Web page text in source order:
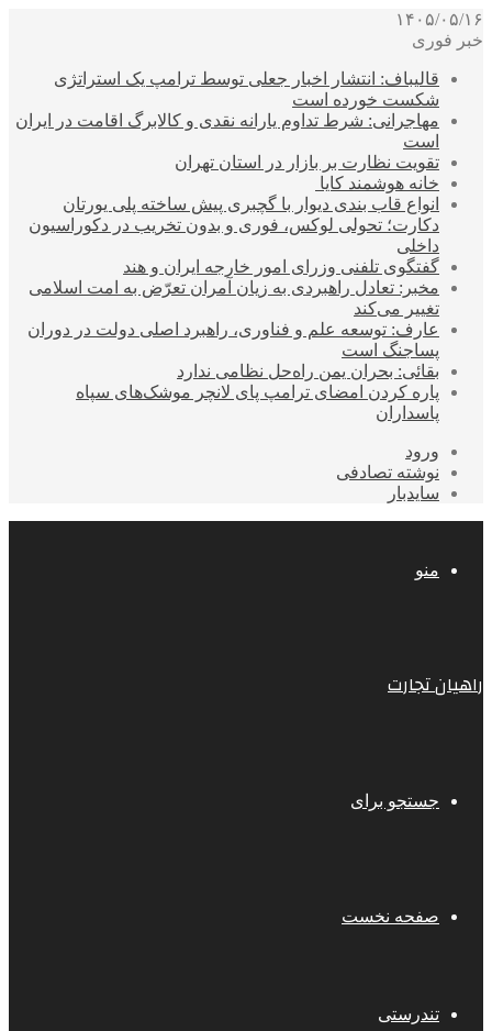
۱۴۰۵/۰۵/۱۶
خبر فوری
قالیباف: انتشار اخبار جعلی توسط ترامپ یک استراتژی
شکست خورده است
مهاجرانی: شرط تداوم یارانه نقدی و کالابرگ اقامت در ایران
است
تقویت نظارت بر بازار در استان تهران
خانه هوشمند کایا
انواع قاب بندی دیوار با گچبری پیش ساخته پلی یورتان
دکارت؛ تحولی لوکس، فوری و بدون تخریب در دکوراسیون
داخلی
گفتگوی تلفنی وزرای امور خارجه ایران و هند
مخبر: تعادل راهبردی به زیان آمران تعرّض به امت اسلامی
تغییر می‌کند
عارف: توسعه علم و فناوری، راهبرد اصلی دولت در دوران
پساجنگ است
بقائی: بحران یمن راه‌حل نظامی ندارد
پاره کردن امضای ترامپ پای لانچر موشک‌های سپاه
پاسداران
ورود
نوشته تصادفی
سایدبار
منو
راهیان تجارت
جستجو برای
صفحه نخست
تندرستی